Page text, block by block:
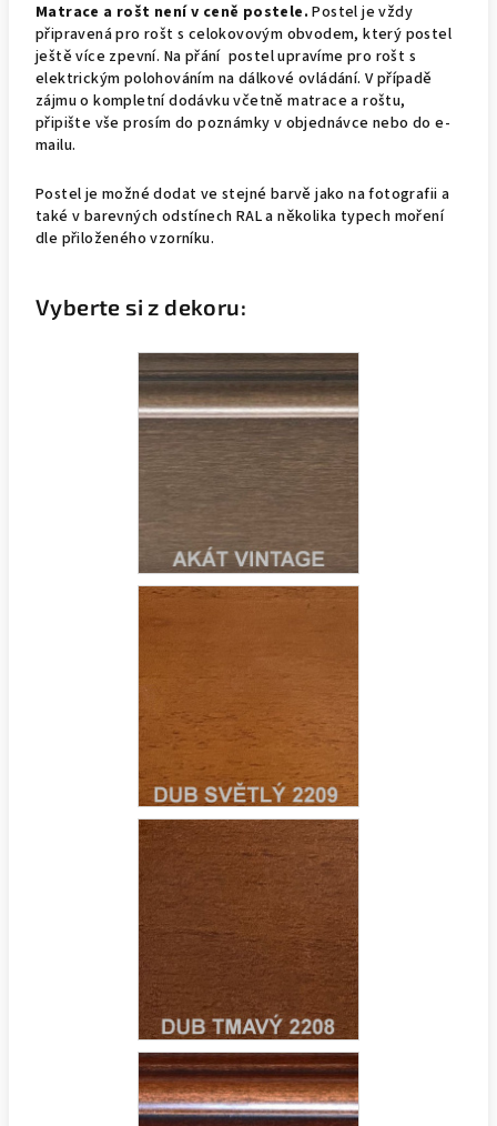
Matrace a rošt není v ceně postele. Postel je vždy
připravená pro rošt s celokovovým obvodem, který postel
ještě více zpevní. Na přání postel upravíme pro rošt s
elektrickým polohováním na dálkové ovládání. V případě
zájmu o kompletní dodávku včetně matrace a roštu,
připište vše prosím do poznámky v objednávce nebo do e-
mailu.
Postel je možné dodat ve stejné barvě jako na fotografii a
také v barevných odstínech RAL a několika typech moření
dle přiloženého vzorníku.
Vyberte si z dekoru: